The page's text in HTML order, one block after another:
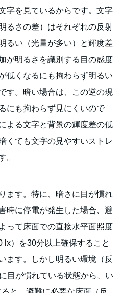
字を見ているからです。文字
るさの差）はそれぞれの反射
るい（光量が多い）と輝度差
が明るさを識別する目の感度
低くなるにも拘わらず明るい
す。暗い場合は、この逆の現
にも拘わらず見にくいので
よる文字と背景の輝度差の低
くても文字の見やすいストレ
。
ます。特に、暗さに目が慣れ
時に停電が発生した場合、避
って床面での直接水平面照度
lx）を30分以上確保すること
ます。しかし明るい環境（反
目が慣れている状態から、い